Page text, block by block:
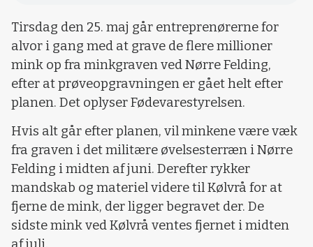
Tirsdag den 25. maj går entreprenørerne for
alvor i gang med at grave de flere millioner
mink op fra minkgraven ved Nørre Felding,
efter at prøveopgravningen er gået helt efter
planen. Det oplyser Fødevarestyrelsen.
Hvis alt går efter planen, vil minkene være væk
fra graven i det militære øvelsesterræn i Nørre
Felding i midten af juni. Derefter rykker
mandskab og materiel videre til Kølvrå for at
fjerne de mink, der ligger begravet der. De
sidste mink ved Kølvrå ventes fjernet i midten